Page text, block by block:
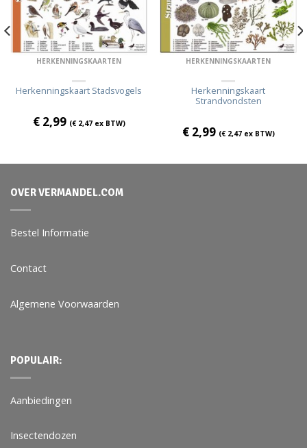
HERKENNINGSKAARTEN
Herkenningskaart Stadsvogels
€2,99 (€2,47ex BTW)
HERKENNINGSKAARTEN
Herkenningskaart
Strandvondsten
€2,99 (€2,47ex BTW)
OVER VERMANDEL.COM
Bestel Informatie
Contact
Algemene Voorwaarden
POPULAIR:
Aanbiedingen
Insectendozen